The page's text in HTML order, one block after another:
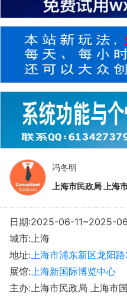
冯冬明
上海市民政局 上海
日期:2025-06-11~2025-
城市:上海
地址: 上海市浦东新区龙阳
展馆: 上海新国际博览中心
主办:上海市民政局 上海市